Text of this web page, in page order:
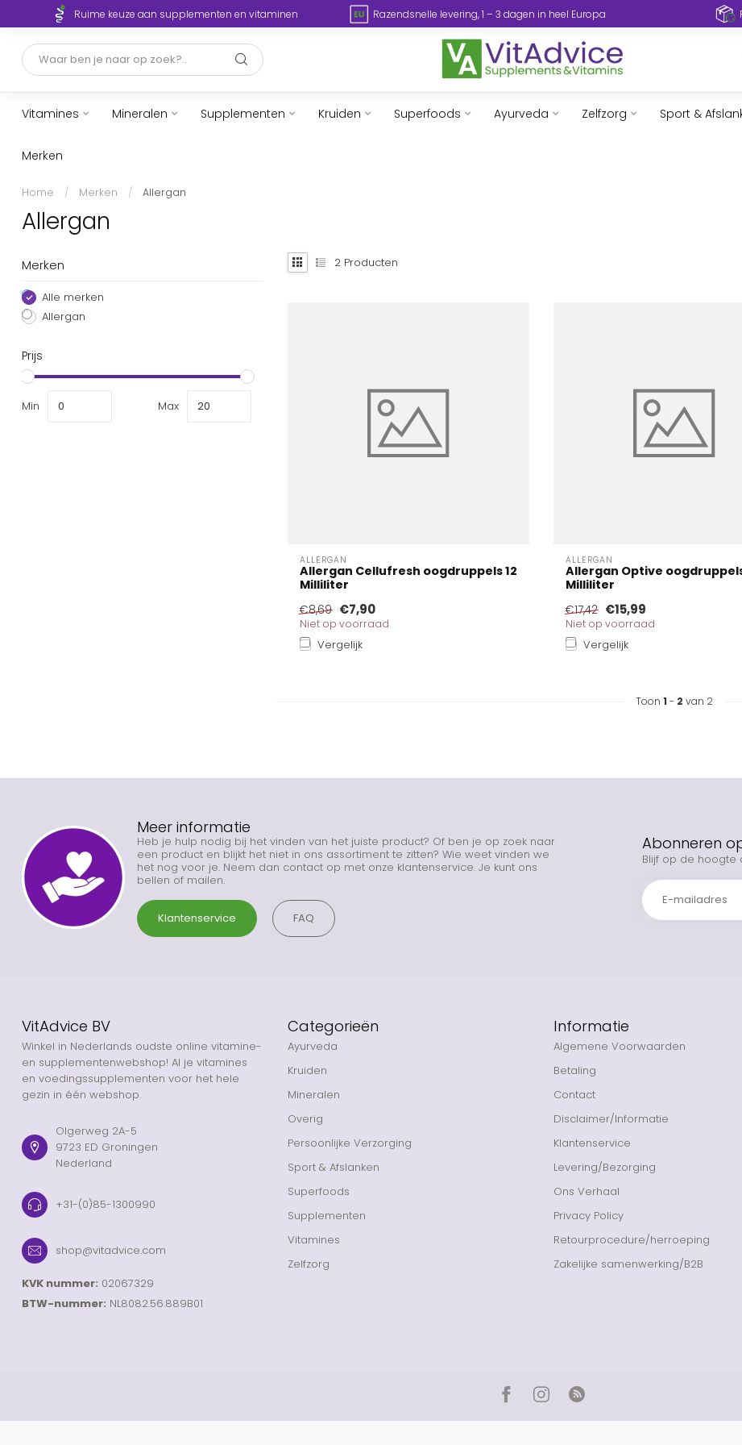
Ruime keuze aan supplementen en vitaminen Razendsnelle levering, 1 – 3 dagen in heel Europa
Vitamines Mineralen Supplementen Kruiden Superfoods Ayurveda Zelfzorg Sport &
Merken
Home / Merken / Allergan
Allergan
Merken
Alle merken
Allergan
Prijs
Min Max
2 Producten
ALLERGAN
Allergan Cellufresh oogdruppels 12
Milliliter
€8,69 €7,90
Niet op voorraad
Vergelijk
ALLERGAN
Allergan Optive
Milliliter
€17,42 €15,99
Niet op voorraad
Vergelijk
Toon 1 - 2 van 2
Meer informatie
Heb je hulp nodig bij het vinden van het juiste product? Of ben je op zoek naar
een product en blijkt het niet in ons assortiment te zitten? Wie weet vinden we
het nog voor je. Neem dan contact op met onze klantenservice. Je kunt ons
bellen of mailen.
Klantenservice FAQ
Abonneren
Blijf op de hoogte
VitAdvice BV
Winkel in Nederlands oudste online vitamine-
en supplementenwebshop! Al je vitamines
en voedingssupplementen voor het hele
gezin in één webshop.
Olgerweg 2A-5
9723 ED Groningen
Nederland
+31-(0)85-1300990
shop@vitadvice.com
KVK nummer: 02067329
BTW-nummer: NL8082.56.889B01
Categorieën
Ayurveda
Kruiden
Mineralen
Overig
Persoonlijke Verzorging
Sport & Afslanken
Superfoods
Supplementen
Vitamines
Zelfzorg
Informatie
Algemene Voorwaarden
Betaling
Contact
Disclaimer/Informatie
Klantenservice
Levering/Bezorging
Ons Verhaal
Privacy Policy
Retourprocedure/herroeping
Zakelijke samenwerking/B2B